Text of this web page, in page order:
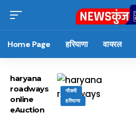
Home Page हरियाणा वायरल
नौकरी
हरियाणा
haryana
roadways
online
eAuction